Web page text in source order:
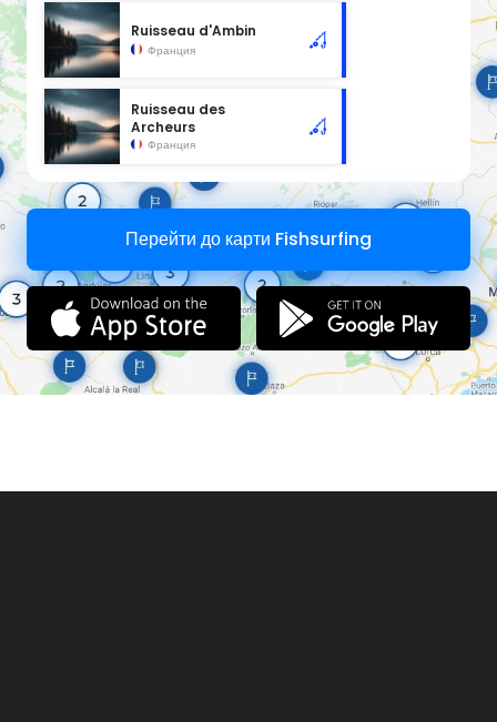
Ruisseau d'Ambin
Франция
Ruisseau des
Archeurs
Франция
Перейти до карти Fishsurfing